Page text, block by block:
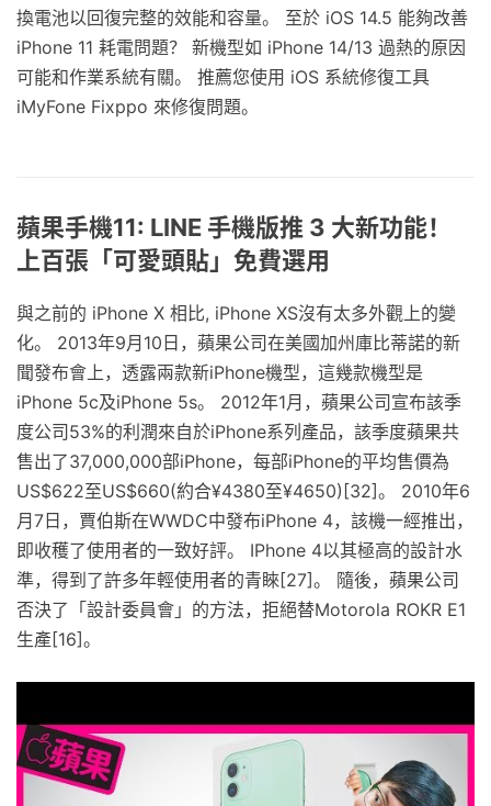
換電池以回復完整的效能和容量。 至於 iOS 14.5 能夠改善
iPhone 11 耗電問題？ 新機型如 iPhone 14/13 過熱的原因
可能和作業系統有關。 推薦您使用 iOS 系統修復工具
iMyFone Fixppo 來修復問題。
蘋果手機11: LINE 手機版推 3 大新功能！
上百張「可愛頭貼」免費選用
與之前的 iPhone X 相比, iPhone XS沒有太多外觀上的變
化。 2013年9月10日，蘋果公司在美國加州庫比蒂諾的新
聞發布會上，透露兩款新iPhone機型，這幾款機型是
iPhone 5c及iPhone 5s。 2012年1月，蘋果公司宣布該季
度公司53%的利潤來自於iPhone系列產品，該季度蘋果共
售出了37,000,000部iPhone，每部iPhone的平均售價為
US$622至US$660(約合¥4380至¥4650)[32]。 2010年6
月7日，賈伯斯在WWDC中發布iPhone 4，該機一經推出，
即收穫了使用者的一致好評。 IPhone 4以其極高的設計水
準，得到了許多年輕使用者的青睞[27]。 隨後，蘋果公司
否決了「設計委員會」的方法，拒絕替Motorola ROKR E1
生產[16]。